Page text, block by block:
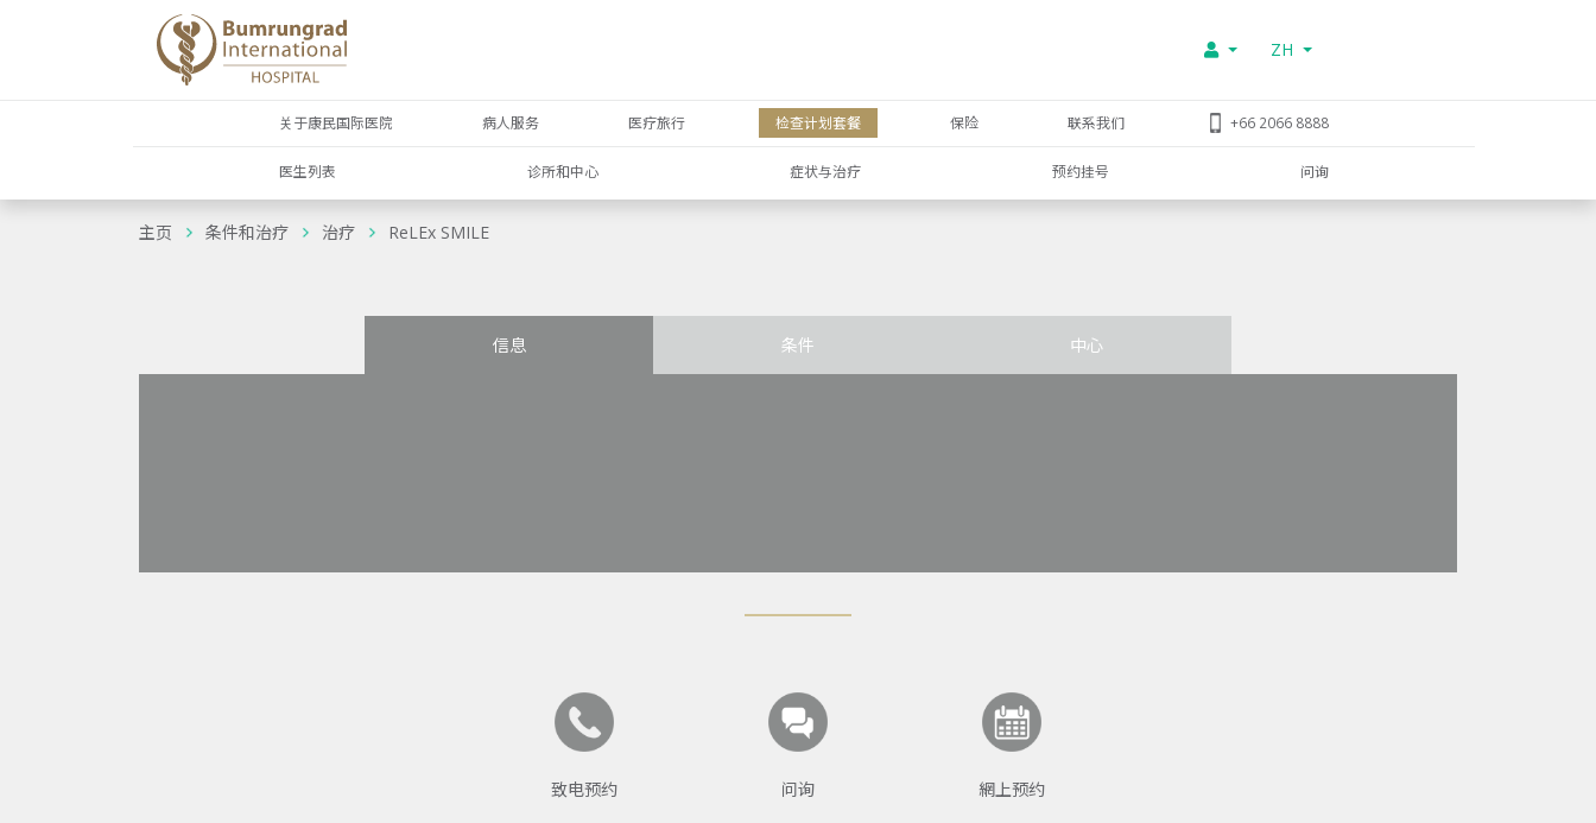
ZH
关于康民国际医院 病人服务 医疗旅行 检查计划套餐 保险 联系我们 +66 2066 8888
医生列表 诊所和中心 症状与治疗 预约挂号 问询
主页 条件和治疗 治疗 ReLEx SMILE
信息 条件 中心
致电预约 问询 網上预约